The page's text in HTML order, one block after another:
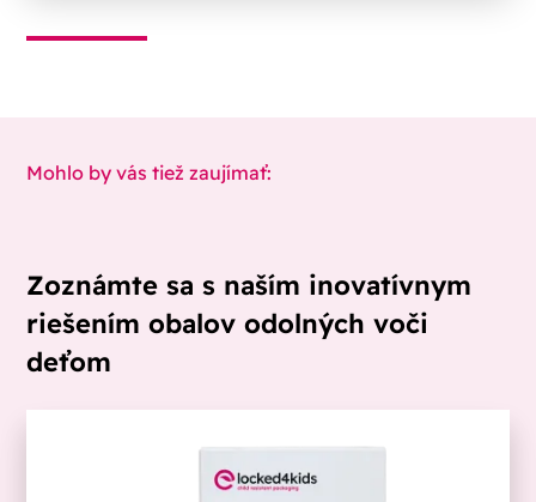
Mohlo by vás tiež zaujímať:
Zoznámte sa s naším inovatívnym
riešením obalov odolných voči
deťom